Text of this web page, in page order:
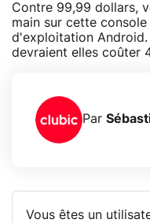
Contre 99,99 dollars,
main sur cette
d'exploitation Android.
devraient elles coûter
Par
Vous êtes un